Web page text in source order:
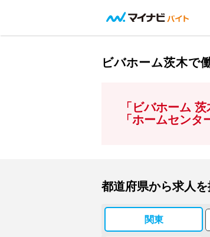
ビバホーム茨木で
「ビバホーム
「ホームセン
都道府県から求人
関東